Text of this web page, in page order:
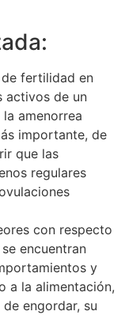
fertilidad en
activos de un
amenorrea
importante, de
que las
regulares
con respecto
encuentran
y
a la alimentación,
engordar, su